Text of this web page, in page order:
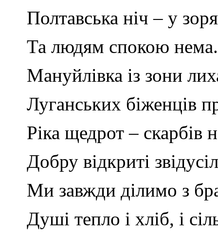
Полтавська ніч – у
Та людям спокою нема.
Мануйлівка із зони
Луганських біженців
Ріка щедрот – скарбів
Добру відкриті
Ми завжди ділимо з
Душі тепло і хліб, і